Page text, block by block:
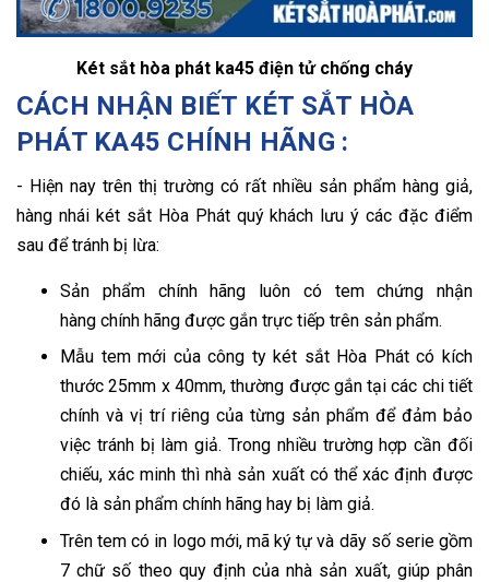
Két sắt hòa phát ka45 điện tử chống cháy
CÁCH NHẬN BIẾT KÉT SẮT HÒA
PHÁT KA45 CHÍNH HÃNG :
- Hiện nay trên thị trường có rất nhiều sản phẩm hàng giả,
hàng nhái két sắt Hòa Phát quý khách lưu ý các đặc điểm
sau để tránh bị lừa:
Sản phẩm chính hãng luôn có tem chứng nhận
hàng chính hãng được gắn trực tiếp trên sản phẩm.
Mẫu tem mới của công ty két sắt Hòa Phát có kích
thước 25mm x 40mm, thường được gắn tại các chi tiết
chính và vị trí riêng của từng sản phẩm để đảm bảo
việc tránh bị làm giả. Trong nhiều trường hợp cần đối
chiếu, xác minh thì nhà sản xuất có thể xác định được
đó là sản phẩm chính hãng hay bị làm giả.
Trên tem có in logo mới, mã ký tự và dãy số serie gồm
7 chữ số theo quy định của nhà sản xuất, giúp phân